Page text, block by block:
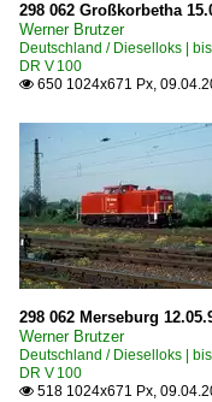
298 062 Großkorbetha
Werner Brutzer
Deutschland / Dieselloks |
DR V 100
 650 1024x671 Px,
298 062 Merseburg
Werner Brutzer
Deutschland / Dieselloks |
DR V 100
 518 1024x671 Px,